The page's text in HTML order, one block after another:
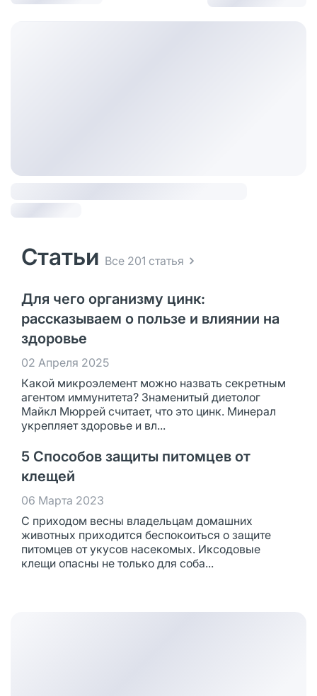
Статьи Все 201 статья
Для чего организму цинк:
рассказываем о пользе и влиянии на
здоровье
02 Апреля 2025
Какой микроэлемент можно назвать секретным
агентом иммунитета? Знаменитый диетолог
Майкл Мюррей считает, что это цинк. Минерал
укрепляет здоровье и вл...
5 Способов защиты питомцев от
клещей
06 Марта 2023
С приходом весны владельцам домашних
животных приходится беспокоиться о защите
питомцев от укусов насекомых. Иксодовые
клещи опасны не только для соба...